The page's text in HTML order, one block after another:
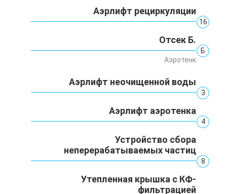
Аэрлифт рециркуляции
16
Отсек Б.
Б
Аэротенк
Аэрлифт неочищенной воды
3
Аэрлифт аэротенка
4
Устройство сбора
неперерабатываемых частиц
8
Утепленная крышка с КФ-
фильтрацией